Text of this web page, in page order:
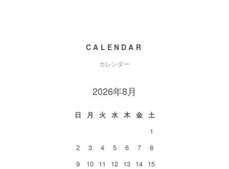
CALENDAR
カレンダー
2026年8月
日 月 火 水 木 金
土
1
2
3 4 5 6 7
8
9
10 11 12 13 14 15